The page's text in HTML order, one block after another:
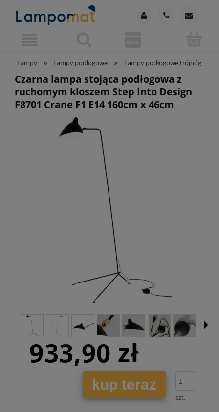
Lampy » Lampy podłogowe » Lampy podłogowe trójnóg
Czarna lampa stojąca podłogowa z
ruchomym kloszem Step Into Design
F8701 Crane F1 E14 160cm x 46cm
933,90 zł
kup teraz
szt.